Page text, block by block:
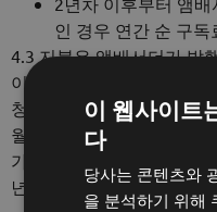
인 경우 연간 순 구
4.3 지불은 앰배서더가 발
이 이루어지며, 첫 번째 월
청구됩니다. 관련 청구서
월 수수료가 입금되는 즉
가 만료된 후 앰배서더가
년 미만인 경우 연간 청구
이 웹사이트
다
당사는 콘텐츠와
을 분석하기 위해